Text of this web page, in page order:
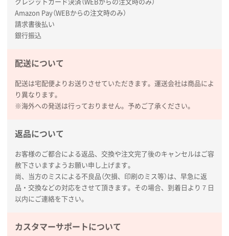
枚
2026年01月27日 13:12
毎年注文しており、信頼できるから。出来上がりも満
熊本県S社様
ぺんてる ビクーニャフィール1000枚
2026年01月26日 15:45
印刷範囲が広かったから、取扱商品
新潟県R社様
2026年01月16日 10:53
納期が比較的短く、ロット数が豊富に選べて価格が安
かったため
山口県P社様
③1枚
クレジットカード決済（WEBからの注文時のみ）
Amazon Pay（WEBからの注文時のみ）
請求書後払い
銀行振込
配送について
配送は宅配便よりお送りさせていただきます。運送会社は商品によ
り異なります。
※海外への発送は行っておりません。予めご了承ください。
返品について
お客様のご都合による返品、交換や注文完了後のキャンセルはご容
赦下さいますようお願い申し上げます。
尚、当方のミスによる不良品（欠損、印刷のミス等）は、早急に返
品・交換などの対応をさせて頂きます。その場合、到着日より７日
以内にご連絡を下さい。
カスタマーサポートについて